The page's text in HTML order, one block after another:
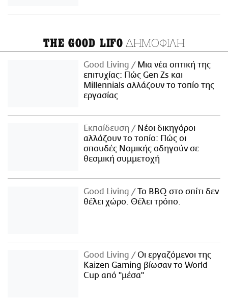
THE GOOD LIFO ΔΗΜΟΦΙΛΗ
Good Living
Μια νέα οπτική της
επιτυχίας: Πώς Gen Zs και
Millennials αλλάζουν το τοπίο της
εργασίας
Εκπαίδευση
Νέοι δικηγόροι
αλλάζουν το τοπίο: Πώς οι
σπουδές Νομικής οδηγούν σε
θεσμική συμμετοχή
Good Living
Το BBQ στο σπίτι δεν
θέλει χώρο. Θέλει τρόπο.
Good Living
Οι εργαζόμενοι της
Kaizen Gaming βίωσαν το World
Cup από "μέσα"